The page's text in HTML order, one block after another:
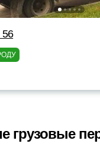
56
грузовые